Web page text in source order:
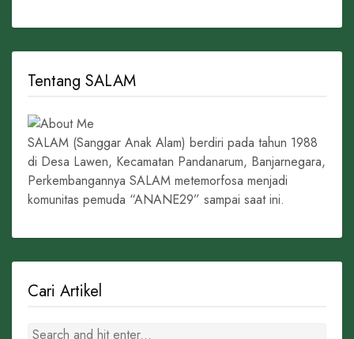
Tentang SALAM
SALAM (Sanggar Anak Alam) berdiri pada tahun 1988
di Desa Lawen, Kecamatan Pandanarum, Banjarnegara,
Perkembangannya SALAM metemorfosa menjadi
komunitas pemuda “ANANE29” sampai saat ini.
Cari Artikel